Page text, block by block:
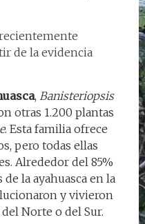
de la evidencia
, Banisteriopsis
otras 1.200 plantas
. Esta familia ofrece
pero todas ellas
Alrededor del 85%
la ayahuasca en la
y vivieron
Norte o del Sur.